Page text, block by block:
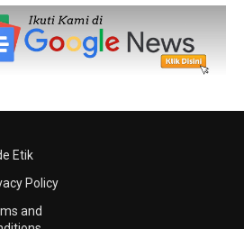
Etik
Policy
and